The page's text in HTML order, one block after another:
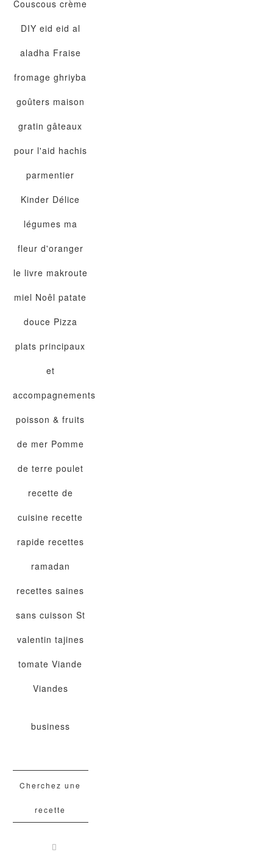
Couscous crème
DIY eid eid al
aladha Fraise
fromage ghriyba
goûters maison
gratin gâteaux
pour l'aid hachis
parmentier
Kinder Délice
légumes ma
fleur d'oranger
le livre makroute
miel Noêl patate
douce Pizza
plats principaux
et
accompagnements
poisson & fruits
de mer Pomme
de terre poulet
recette de
cuisine recette
rapide recettes
ramadan
recettes saines
sans cuisson St
valentin tajines
tomate Viande
Viandes
business
Cherchez une
recette